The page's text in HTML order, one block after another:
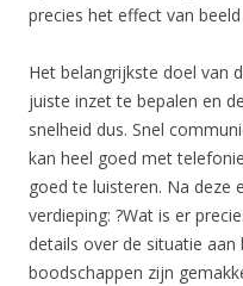
precies het effect van
Het belangrijkste doel van
juiste inzet te bepalen en
snelheid dus. Snel
kan heel goed met
goed te luisteren. Na deze
verdieping: ?Wat is er
details over de situatie
boodschappen zijn